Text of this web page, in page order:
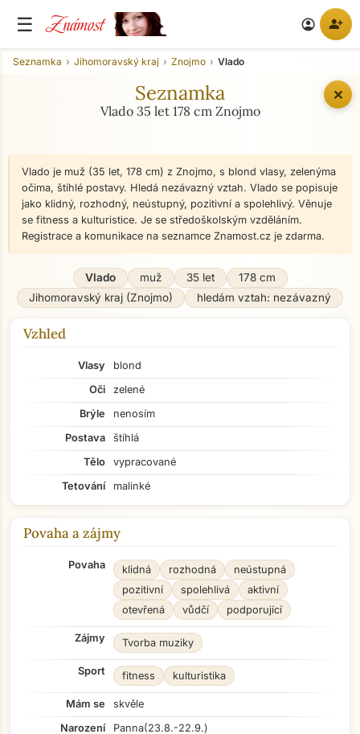
☰ Známost account_circle person_add
✕
Seznamka Jihomoravský kraj Znojmo Vlado
Seznamka
Vlado 35 let 178 cm Znojmo
Vlado je muž (35 let, 178 cm) z Znojmo, s blond vlasy, zelenýma
očima, štíhlé postavy. Hledá nezávazný vztah. Vlado se popisuje
jako klidný, rozhodný, neústupný, pozitivní a spolehlivý. Věnuje
se fitness a kulturistice. Je se středoškolským vzděláním.
Registrace a komunikace na seznamce Znamost.cz je zdarma.
Vlado muž 35 let
178 cm
Jihomoravský kraj (Znojmo)
hledám vztah: nezávazný
Vzhled
Vlasy
blond
Oči
zelené
Brýle
nenosím
Postava
štíhlá
Tělo
vypracované
Tetování
malinké
Povaha a zájmy
Povaha klidná rozhodná
neústupná
pozitivní
spolehlivá
aktivní
otevřená
vůdčí podporující
Zájmy Tvorba muziky
Sport fitness kulturistika
Mám se
skvěle
Narození
Panna(23.8.-22.9.)